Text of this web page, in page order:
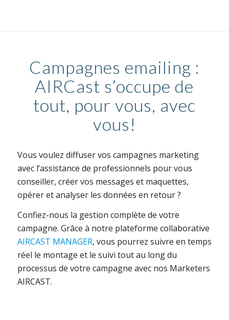
Campagnes emailing :
AIRCast s’occupe de
tout, pour vous, avec
vous!
Vous voulez diffuser vos campagnes marketing
avec l’assistance de professionnels pour vous
conseiller, créer vos messages et maquettes,
opérer et analyser les données en retour ?
Confiez-nous la gestion complète de votre
campagne. Grâce à notre plateforme collaborative
AIRCAST MANAGER, vous pourrez suivre en temps
réel le montage et le suivi tout au long du
processus de votre campagne avec nos Marketers
AIRCAST.